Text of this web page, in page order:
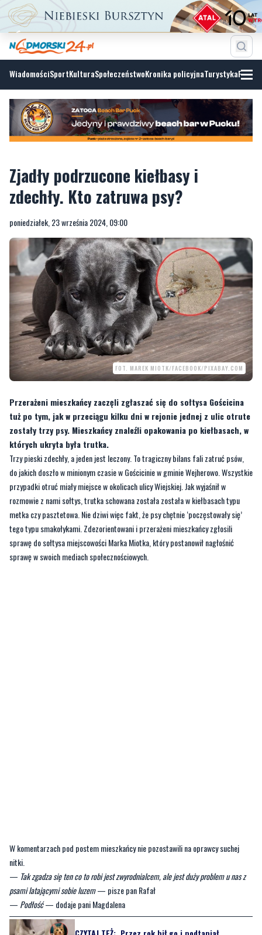
WiadomościSportKulturaSpołeczeństwoKronika policyjnaTurystyka
Zjadły podrzucone kiełbasy i
poniedziałek, 23 września 2024, 09:00
FOT. MAREK MIOTK/FACEBOOK/PIXABAY.COM
Przerażeni mieszkańcy zaczęli zgłaszać się do sołtysa Gościcina
tuż po tym, jak w przeciągu kilku dni w rejonie jednej z ulic otrute
których ukryta była trutka.
Trzy pieski zdechły, a jeden jest leczony. To tragiczny bilans fali zatruć psów,
do jakich doszło w minionym czasie w Gościcinie w gminie Wejherowo. Wszystkie
przypadki otruć miały miejsce w okolicach ulicy Wiejskiej. Jak wyjaśnił w
rozmowie z nami sołtys, trutka schowana została została w kiełbasach typu
metka czy pasztetowa. Nie dziwi więc fakt, że psy chętnie ‘poczęstowały się’
tego typu smakołykami. Zdezorientowani i przerażeni mieszkańcy zgłosili
sprawę do sołtysa miejscowości Marka Miotka, który postanowił nagłośnić
sprawę w swoich mediach społecznościowych.
psami latającymi sobie luzem— pisze pan Rafał
—Podłość
CZYTAJ TEŻ:Przez rok bił go i podtapiał.
Oprawca kotka Leni’ego nie uniknie kary
Właścicielka leczonego psa, zawiozła go aż do kliniki na Karwinach, gdzie